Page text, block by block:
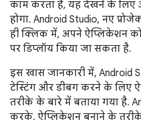
काम करता है, यह देखने के लिए
होगा. Android Studio, नए
ही क्लिक में, अपने ऐप्लिकेशन
पर डिप्लॉय किया जा सकता है.
इस खास जानकारी में, Android
टेस्टिंग और डीबग करने के लिए
तरीके के बारे में बताया गया है.
करके, ऐप्लिकेशन बनाने के